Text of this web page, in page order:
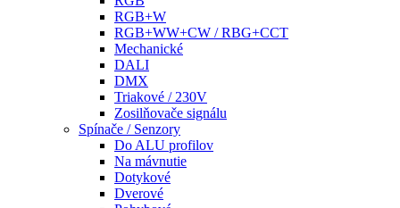
RGB+W
RGB+WW+CW / RBG+CCT
Mechanické
DALI
DMX
Triakové / 230V
Zosilňovače signálu
Spínače / Senzory
Do ALU profilov
Na mávnutie
Dotykové
Dverové